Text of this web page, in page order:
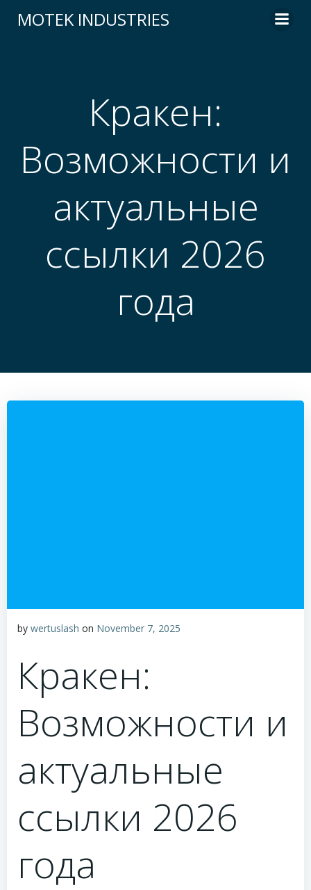
to
MOTEK INDUSTRIES
Кракен:
Возможности и
актуальные
ссылки 2026
года
by wertuslash on November 7, 2025
Кракен:
Возможности и
актуальные
ссылки 2026
года